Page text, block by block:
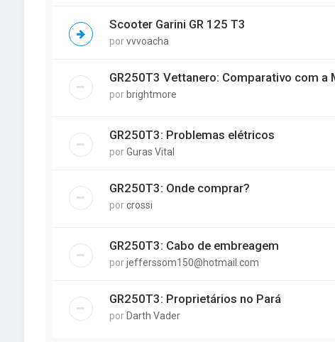
Scooter Garini GR 125 T3
porvvvoacha
GR250T3 Vettanero: Comparativo com a
porbrightmore
GR250T3: Problemas elétricos
porGuras Vital
GR250T3: Onde comprar?
porcrossi
GR250T3: Cabo de embreagem
porjefferssom150@hotmail.com
GR250T3: Proprietários no Pará
por Darth Vader